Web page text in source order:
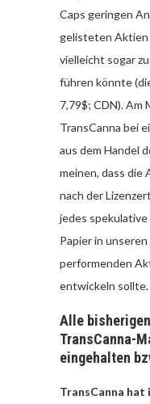
Caps geringen
gelisteten Aktien
vielleicht sogar
führen könnte
7,79$; CDN).
TransCanna bei
aus dem Handel
meinen, dass die
nach der
jedes
Papier in
performenden
entwickeln sollte.
Alle
TransCanna-
eingehalten
TransCanna hat